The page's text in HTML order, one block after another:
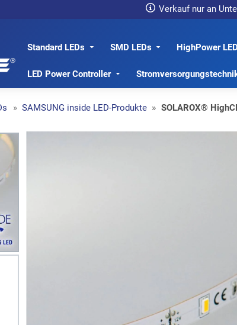
Verkauf nur an
LED1.de® - Fachhandel
Standard LEDs SMD LEDs HighPower
LED Power Controller
SAMSUNG inside LED-Produkte SOLAROX®